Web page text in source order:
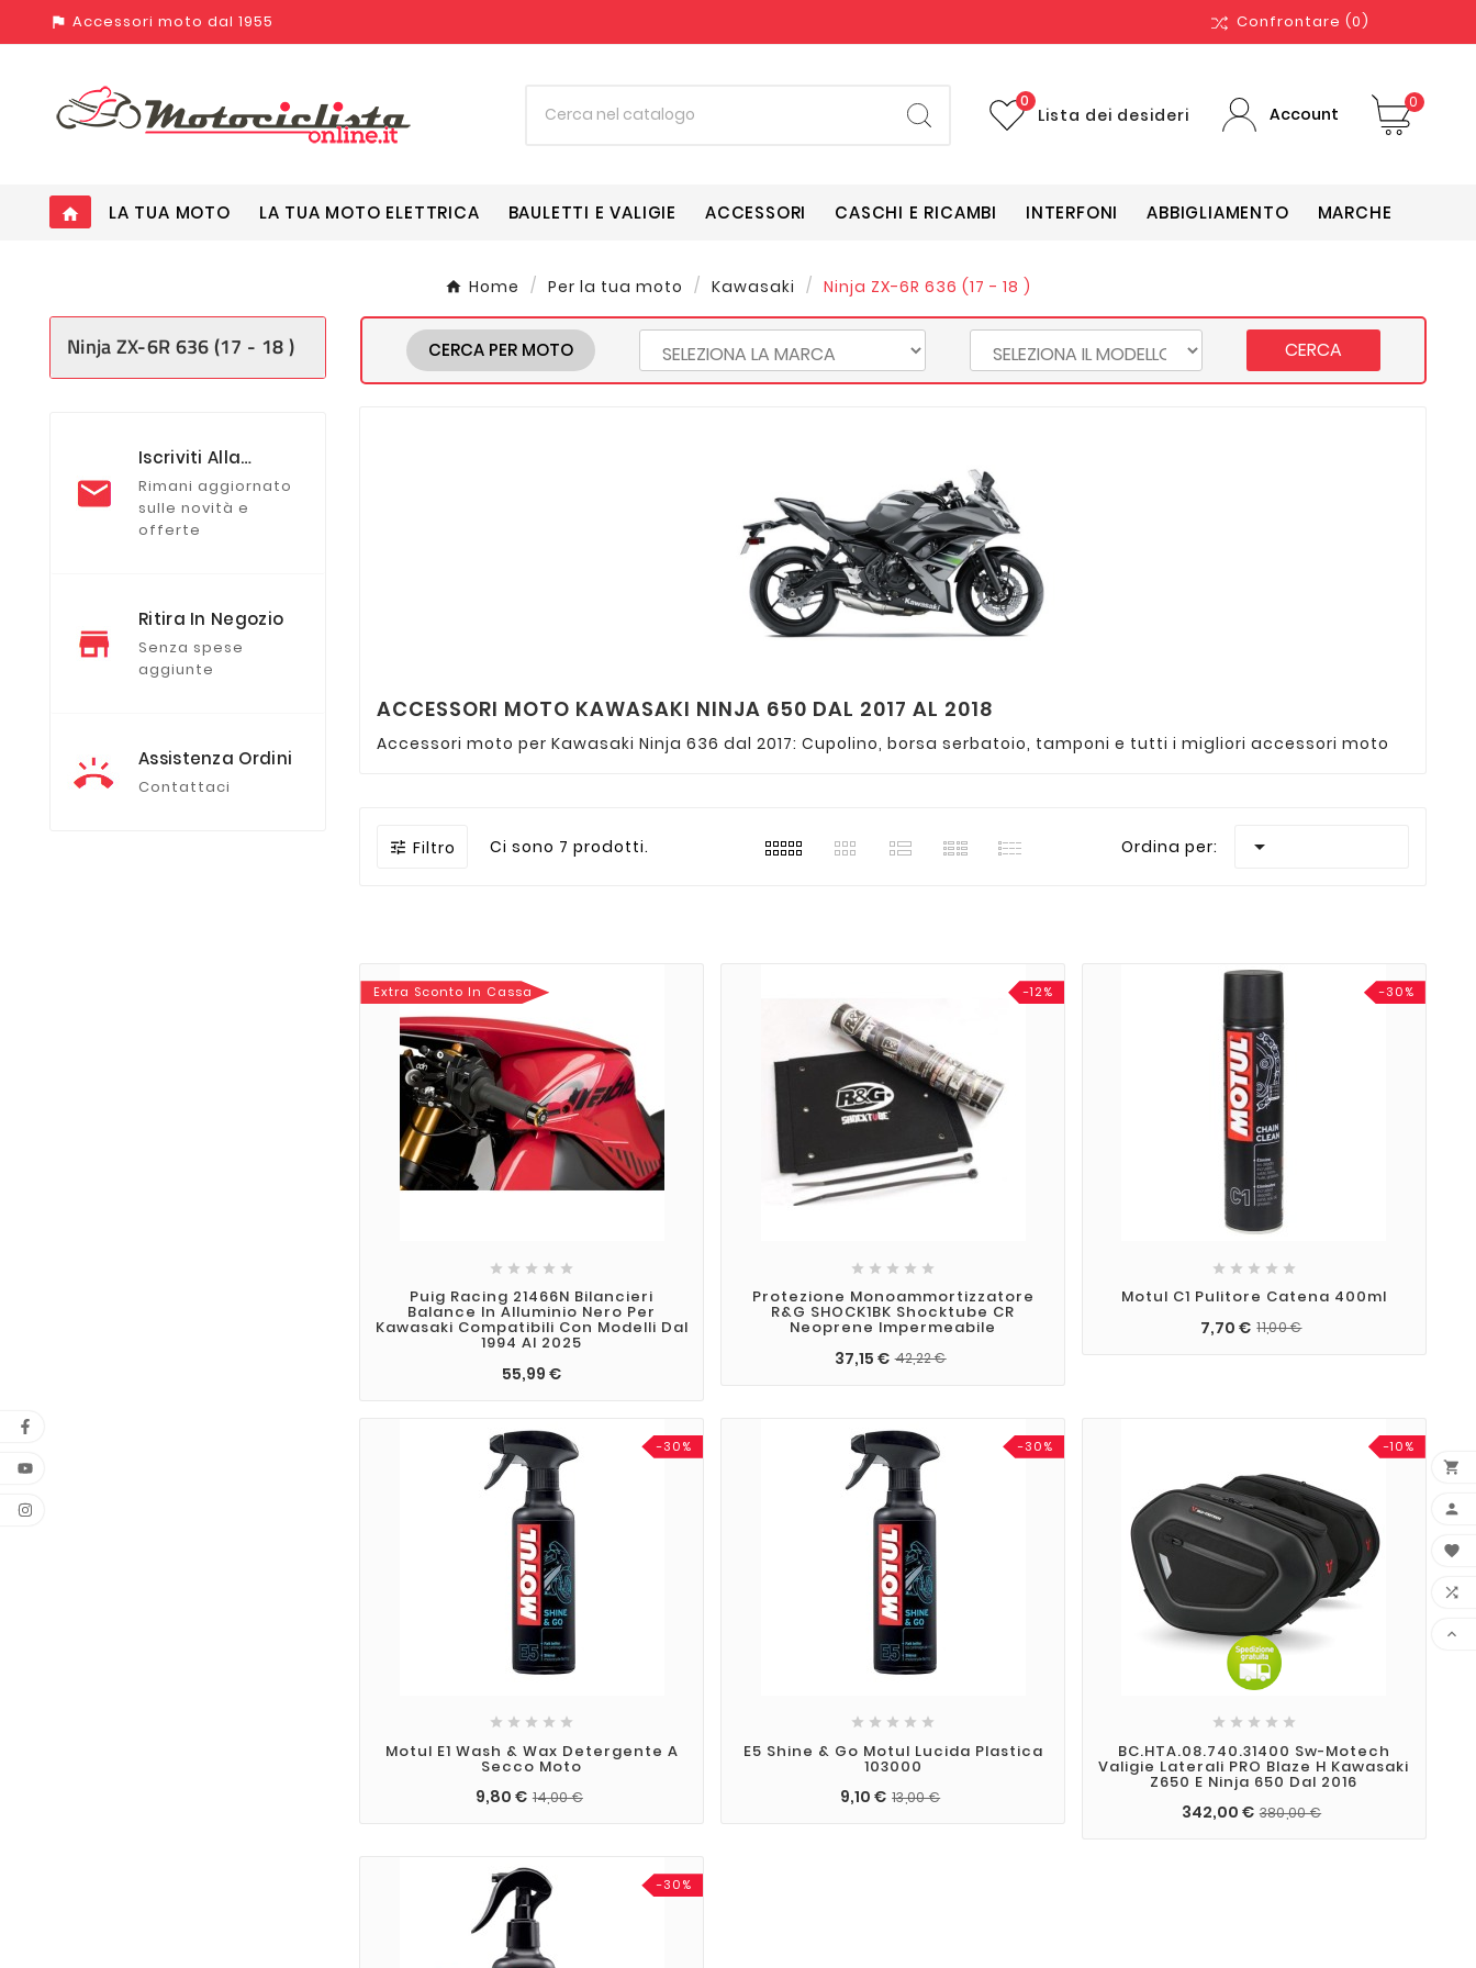
assistant_photo Accessori moto dal 1955 Confrontare (0)
Lista dei desideri
0
Account
0
home LA TUA MOTO LA TUA MOTO ELETTRICA BAULETTI E VALIGIE ACCESSORI CASCHI E RICAMBI INTERFONI ABBIGLIAMENTO MARCHE
Home Per la tua moto Kawasaki Ninja ZX-6R 636 (17 - 18 )
Ninja ZX-6R 636 (17 - 18 )
Iscriviti Alla
Newsletter
Rimani aggiornato
sulle novità e
offerte
Ritira In Negozio
Senza spese
aggiunte
Assistenza Ordini
Contattaci
CERCA PER MOTO CERCA
ACCESSORI MOTO KAWASAKI NINJA 650 DAL 2017 AL 2018
Accessori moto per Kawasaki Ninja 636 dal 2017: Cupolino, borsa serbatoio, tamponi e tutti i migliori accessori moto
 Filtro Ci sono 7 prodotti. Ordina per: 
Extra Sconto In Cassa
    
Puig Racing 21466N Bilancieri
Balance In Alluminio Nero Per
Kawasaki Compatibili Con Modelli Dal
1994 Al 2025
55,99 €
-12%
    
Protezione Monoammortizzatore
R&G SHOCK1BK Shocktube CR
Neoprene Impermeabile
37,15 € 42,22 €
-30%
    
Motul C1 Pulitore Catena 400ml
7,70 € 11,00 €
-30%
    
Motul E1 Wash & Wax Detergente A
Secco Moto
9,80 € 14,00 €
-30%
    
E5 Shine & Go Motul Lucida Plastica
103000
9,10 € 13,00 €
-10%
    
BC.HTA.08.740.31400 Sw-Motech
Valigie Laterali PRO Blaze H Kawasaki
Z650 E Ninja 650 Dal 2016
342,00 € 380,00 €
-30%




